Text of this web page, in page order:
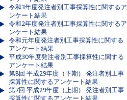
令和3年度発注者別工事採算性に関するア
ンケート結果
令和2年度発注者別工事採算性に関するア
ンケート結果
令和元年度発注者別工事採算性に関する
アンケート結果
平成30年度発注者別工事採算性に関する
アンケート結果
第8回 平成29年度（下期） 発注者別工事
採算性に関するアンケート結果
第7回 平成29年度（上期） 発注者別工事
採算性に関するアンケート結果